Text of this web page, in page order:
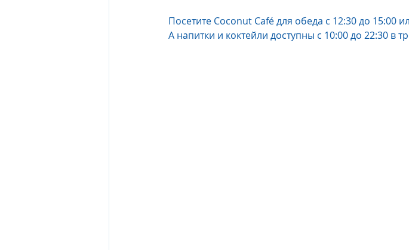
Посетите Coconut Café для обеда с 12:30 до 15:00
А напитки и коктейли доступны с 10:00 до 22:30 в